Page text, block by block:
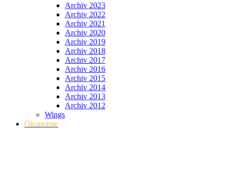
Archiv 2023
Archiv 2022
Archiv 2021
Archiv 2020
Archiv 2019
Archiv 2018
Archiv 2017
Archiv 2016
Archiv 2015
Archiv 2014
Archiv 2013
Archiv 2012
Wings
Ökonomie